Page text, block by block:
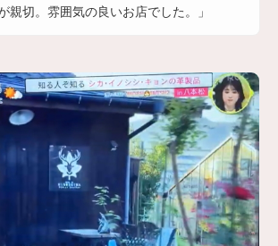
親切。雰囲気の良いお店でした。」